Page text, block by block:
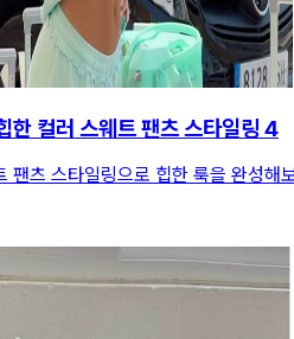
한 컬러 스웨트 팬츠 스타일링 4
팬츠 스타일링으로 힙한 룩을 완성해